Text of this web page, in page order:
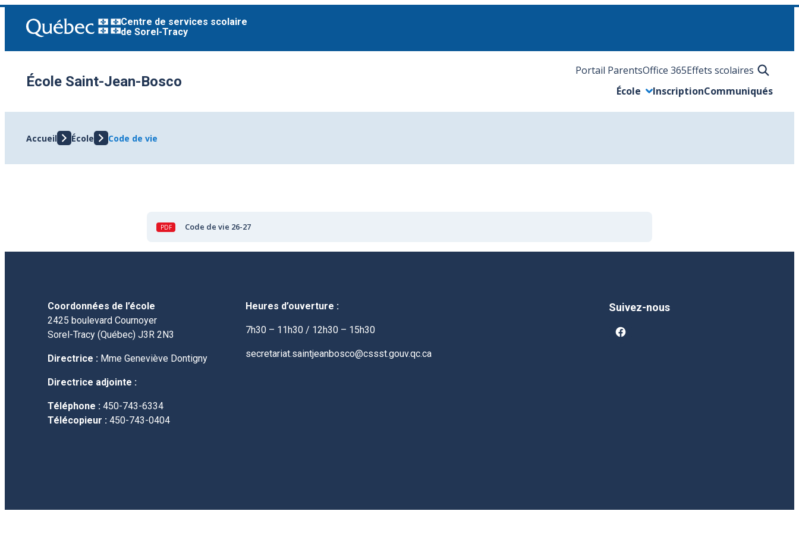
Aller
contenu
Centre de services scolaire
de Sorel-Tracy
École Saint-Jean-Bosco
Portail ParentsOffice 365Effets scolaires
École
Ouvrir/Fermer le sous-menu
InscriptionCommuniqués
Accueil École Code de vie
Code de vie 26-27
Coordonnées de l’école
2425 boulevard Cournoyer
Sorel-Tracy (Québec) J3R 2N3
Directrice : Mme Geneviève Dontigny
Directrice adjointe :
Téléphone : 450-743-6334
Télécopieur : 450-743-0404
Heures d’ouverture :
7h30 – 11h30 / 12h30 – 15h30
secretariat.saintjeanbosco@cssst.gouv.qc.ca
Suivez-nous
facebook